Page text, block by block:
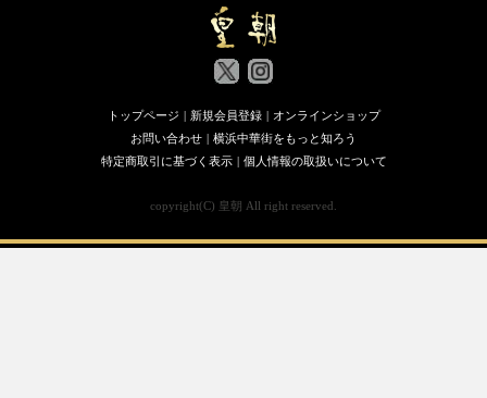
トップページ | 新規会員登録 | オンラインショップ
お問い合わせ | 横浜中華街をもっと知ろう
特定商取引に基づく表示 | 個人情報の取扱いについて
copyright(C) 皇朝 All right reserved.